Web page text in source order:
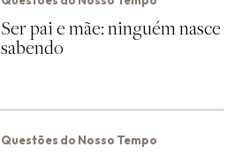
Ser pai e mãe: ninguém nasce
sabendo
Questões do Nosso Tempo